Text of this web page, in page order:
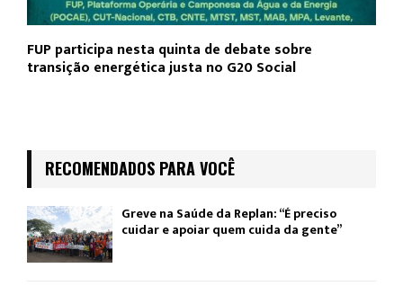
FUP participa nesta quinta de debate sobre
transição energética justa no G20 Social
RECOMENDADOS PARA VOCÊ
Greve na Saúde da Replan: “É preciso
cuidar e apoiar quem cuida da gente”